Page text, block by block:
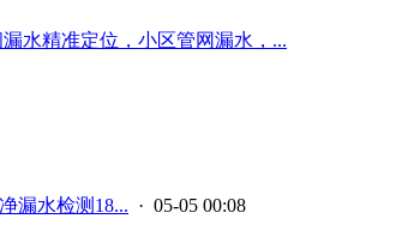
水精准定位，小区管网漏水，...
漏水检测18... · 05-05 00:08